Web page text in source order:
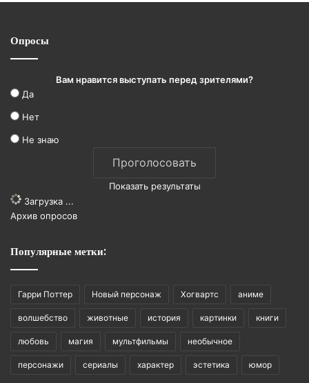
Опросы
Вам нравится выступать перед зрителями?
Да
Нет
Не знаю
Показать результаты
Загрузка ...
Архив опросов
Популярные метки:
Гарри Поттер Новый персонаж Хогвартс аниме
волшебство животные история картинки книги
любовь магия мультфильмы необычное
персонажи сериалы характер эстетика юмор